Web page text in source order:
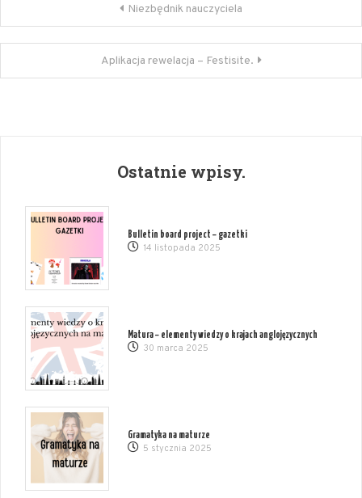
wpisu
Niezbędnik nauczyciela
Aplikacja rewelacja – Festisite.
Ostatnie wpisy.
Bulletin board project – gazetki
14 listopada 2025
Matura – elementy wiedzy o krajach anglojęzycznych
30 marca 2025
Gramatyka na maturze
5 stycznia 2025